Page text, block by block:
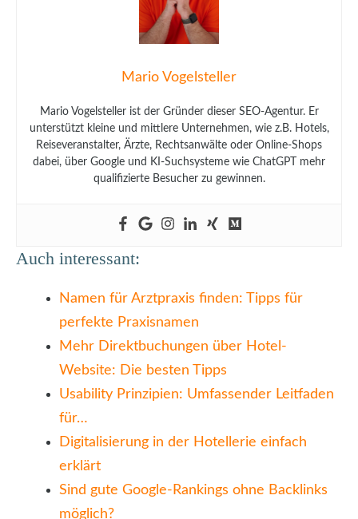
Mario Vogelsteller
Mario Vogelsteller ist der Gründer dieser SEO-Agentur. Er
unterstützt kleine und mittlere Unternehmen, wie z.B. Hotels,
Reiseveranstalter, Ärzte, Rechtsanwälte oder Online-Shops
dabei, über Google und KI-Suchsysteme wie ChatGPT mehr
qualifizierte Besucher zu gewinnen.
Auch interessant:
Namen für Arztpraxis finden: Tipps für
perfekte Praxisnamen
Mehr Direktbuchungen über Hotel-
Website: Die besten Tipps
Usability Prinzipien: Umfassender Leitfaden
für…
Digitalisierung in der Hotellerie einfach
erklärt
Sind gute Google-Rankings ohne Backlinks
möglich?